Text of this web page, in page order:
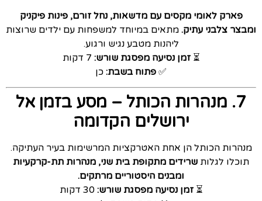
פארק לאומי מקסים עם מדשאות, נחל זורם, פינות פיקניק
ומבצר צלבני עתיק. מתאים במיוחד למשפחות עם ילדים שרוצות
ליהנות מטבע נגיש ורגוע.
⏳זמן נסיעה מפסגת שורש:
✅ פתוח בשבת: כן
7. מנהרות הכותל – מסע בזמן אל
ירושלים הקדומה
מנהרות הכותל הן אחת האטרקציות המרשימות בעיר העתיקה.
תוכלו לגלות שרידים מתקופת בית שני, מנהרות תת-קרקעיות
ומבנים היסטוריים מרתקים.
⏳זמן נסיעה מפסגת שורש: 30 דקות